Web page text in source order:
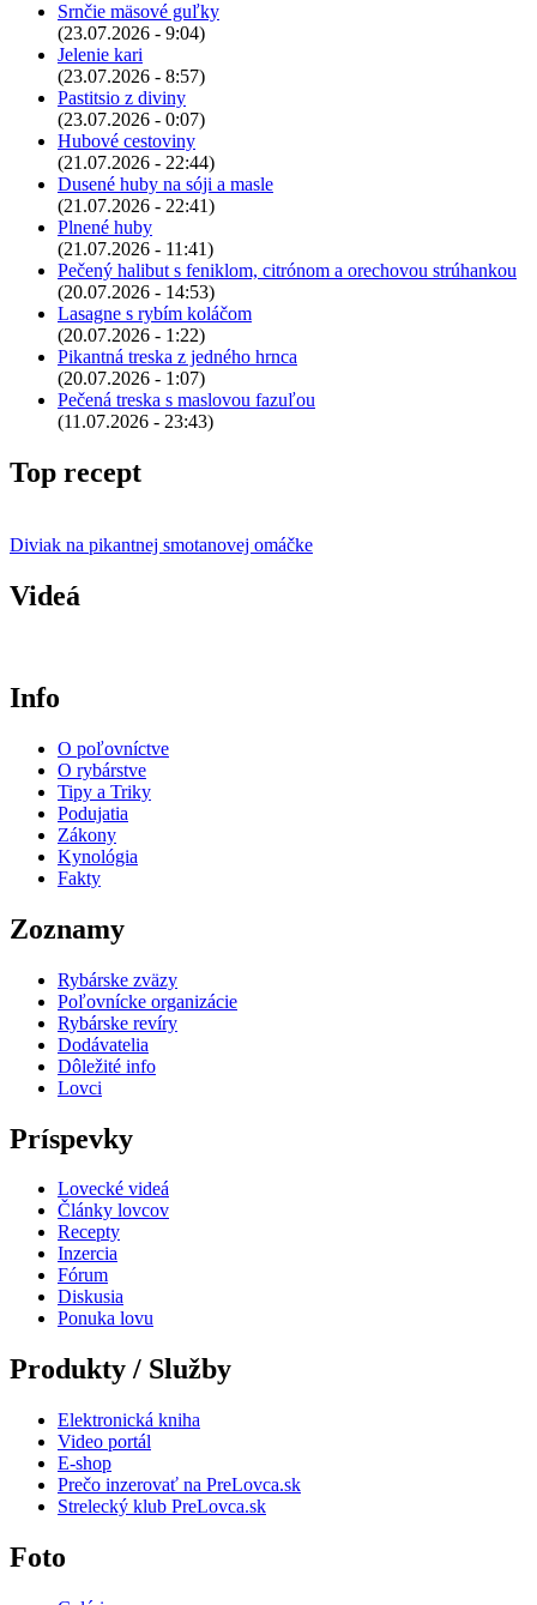
Srnčie mäsové guľky
(23.07.2026 - 9:04)
Jelenie kari
(23.07.2026 - 8:57)
Pastitsio z diviny
(23.07.2026 - 0:07)
Hubové cestoviny
(21.07.2026 - 22:44)
Dusené huby na sóji a masle
(21.07.2026 - 22:41)
Plnené huby
(21.07.2026 - 11:41)
Pečený halibut s feniklom, citrónom a orechovou strúhankou
(20.07.2026 - 14:53)
Lasagne s rybím koláčom
(20.07.2026 - 1:22)
Pikantná treska z jedného hrnca
(20.07.2026 - 1:07)
Pečená treska s maslovou fazuľou
(11.07.2026 - 23:43)
Top recept
Diviak na pikantnej smotanovej omáčke
Videá
Info
O poľovníctve
O rybárstve
Tipy a Triky
Podujatia
Zákony
Kynológia
Fakty
Zoznamy
Rybárske zväzy
Poľovnícke organizácie
Rybárske revíry
Dodávatelia
Dôležité info
Lovci
Príspevky
Lovecké videá
Články lovcov
Recepty
Inzercia
Fórum
Diskusia
Ponuka lovu
Produkty / Služby
Elektronická kniha
Video portál
E-shop
Prečo inzerovať na PreLovca.sk
Strelecký klub PreLovca.sk
Foto